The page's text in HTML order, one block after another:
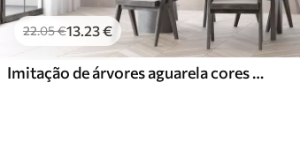
22.05€13 .23€
Imitação de árvores aguarela cores quentes